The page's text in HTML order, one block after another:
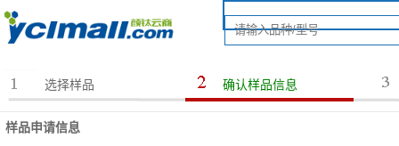
选择样品 确认样品信息
样品申请信息